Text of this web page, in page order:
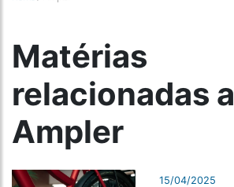
Matérias
relacionadas a
Ampler
15/04/2025